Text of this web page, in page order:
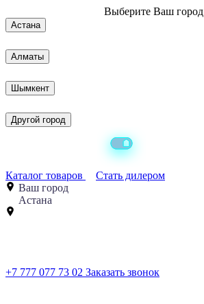
Выберите Ваш город
Астана
Алматы
Шымкент
Другой город
Каталог товаров
Стать дилером
Ваш город
Астана
+7 777 077 73 02 Заказать звонок